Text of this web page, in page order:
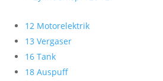
12 Motorelektrik
13 Vergaser
16 Tank
18 Auspuff